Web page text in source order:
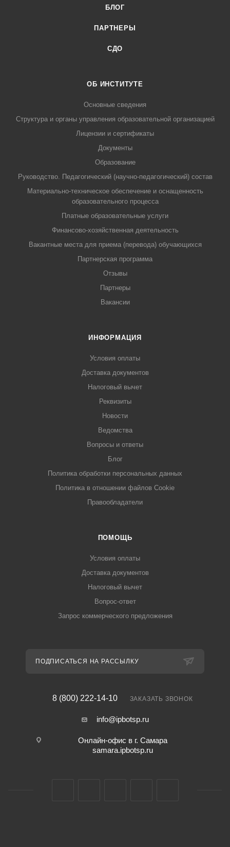
БЛОГ
ПАРТНЕРЫ
СДО
ОБ ИНСТИТУТЕ
Основные сведения
Структура и органы управления образовательной организацией
Лицензии и сертификаты
Документы
Образование
Руководство. Педагогический (научно-педагогический) состав
Материально-техническое обеспечение и оснащенность
образовательного процесса
Платные образовательные услуги
Финансово-хозяйственная деятельность
Вакантные места для приема (перевода) обучающихся
Партнерская программа
Отзывы
Партнеры
Вакансии
ИНФОРМАЦИЯ
Условия оплаты
Доставка документов
Налоговый вычет
Реквизиты
Новости
Ведомства
Вопросы и ответы
Блог
Политика обработки персональных данных
Политика в отношении файлов Cookie
Правообладатели
ПОМОЩЬ
Условия оплаты
Доставка документов
Налоговый вычет
Вопрос-ответ
Запрос коммерческого предложения
ПОДПИСАТЬСЯ НА РАССЫЛКУ
8 (800) 222-14-10 ЗАКАЗАТЬ ЗВОНОК
info@ipbotsp.ru
Онлайн-офис в г. Самара
samara.ipbotsp.ru